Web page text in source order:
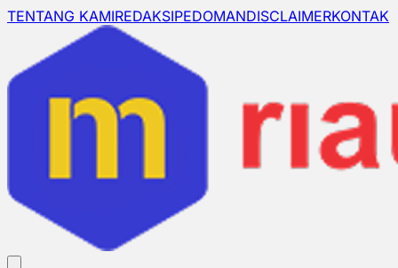
TENTANG KAMIREDAKSIPEDOMANDISCLAIMERKONTAK